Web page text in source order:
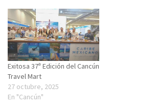
Exitosa 37ª Edición del Cancún
Travel Mart
27 octubre, 2025
En "Cancún"